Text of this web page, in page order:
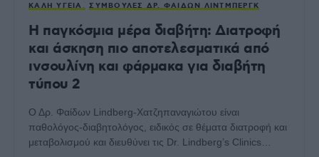
ΚΑΛΉ ΥΓΕΊΑ ΣΥΜΒΟΥΛΈΣ ΔΡ. ΦΑΊΔΩΝ ΛΊΝΤΜΠΕΡΓΚ
Η παγκόσμια μέρα διαβήτη: Διατροφή
και άσκηση πιο αποτελεσματικά από
ινσουλίνη και φάρμακα για διαβήτη
τύπου 2
Ο Δρ. Φαίδων Lindberg-Χατζηπαναγιώτου είναι
παθολόγος-διαβητολόγος, ειδικός σε θέματα διατροφή και
μεταβολισμού και διευθύνει τις Dr. Lindberg’s Clinics…